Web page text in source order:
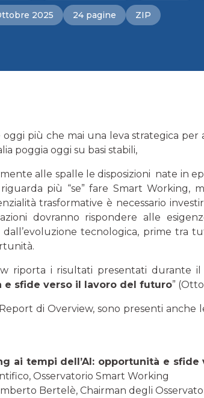
2025 24 pagine ZIP
oggi più che mai una leva strategica
poggia oggi su basi stabili,
alle spalle le disposizioni nate in
più “se” fare Smart Working,
trasformative è necessario
dovranno rispondere alle
tecnologica, prime tra
riporta i risultati presentati durante il
e sfide verso il lavoro del futuro”
di Overview, sono presenti
ai tempi dell’AI: opportunità e
Osservatorio Smart Working
Bertelè, Chairman degli